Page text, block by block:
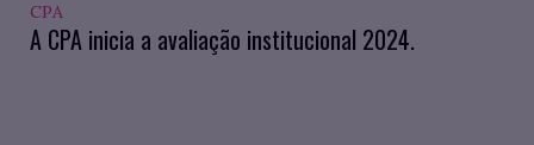
CPA
A CPA inicia a avaliação institucional 2024.